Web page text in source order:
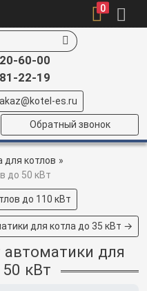
0
60-00
22-19
es.ru
Обратный звонок
для котлов »
до 50 кВт
до 110 кВт
для котла до 35 кВт →
для
кВт